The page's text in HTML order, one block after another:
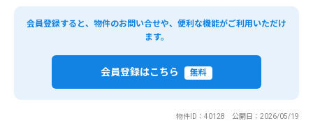
会員登録すると、物件のお問い合せや、便利な機能がご利用いただけ
ます。
会員登録はこちら 無料
物件ID：40128 公開日：2026/05/19